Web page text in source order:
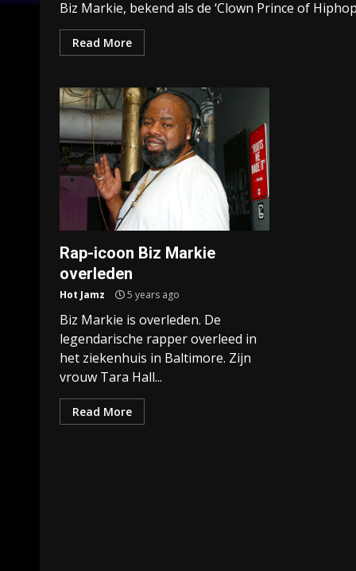
Biz Markie, bekend als de ‘Clown Prince of
Read More
Rap-icoon Biz Markie
overleden
Hot Jamz 5 years ago
Biz Markie is overleden. De
legendarische rapper overleed in
het ziekenhuis in Baltimore. Zijn
vrouw Tara Hall...
Read More